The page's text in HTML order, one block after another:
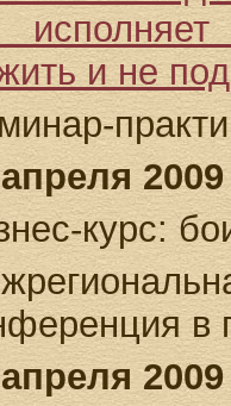
исполняет
и не
2009
курс:
в
2009